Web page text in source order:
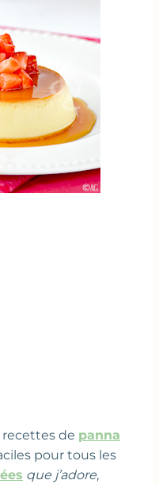
de panna
pour tous les
que j’adore,